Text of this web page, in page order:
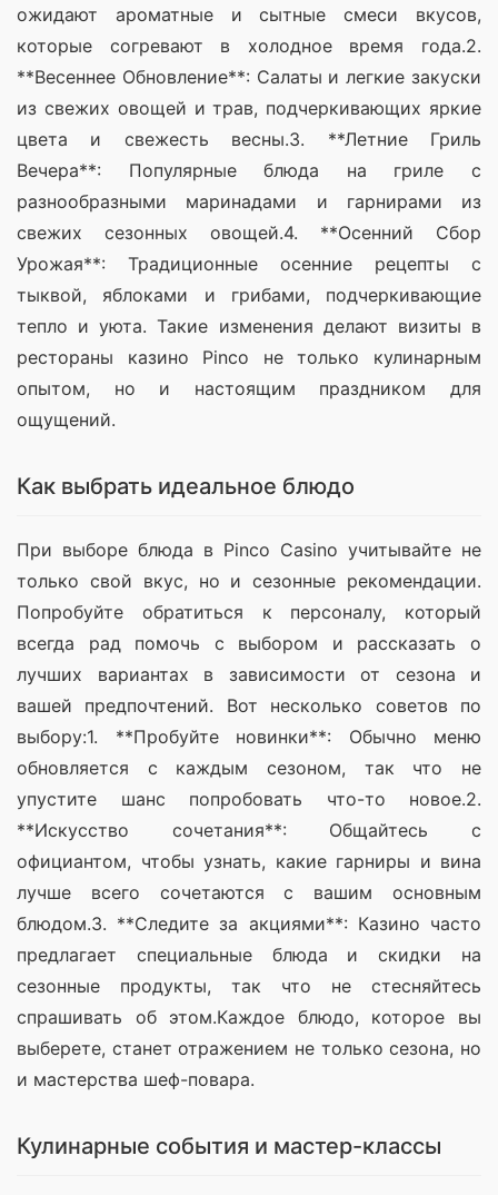
ожидают ароматные и сытные смеси вкусов,
которые согревают в холодное время года.2.
**Весеннее Обновление**: Салаты и легкие закуски
из свежих овощей и трав, подчеркивающих яркие
цвета и свежесть весны.3. **Летние Гриль
Вечера**: Популярные блюда на гриле с
разнообразными маринадами и гарнирами из
свежих сезонных овощей.4. **Осенний Сбор
Урожая**: Традиционные осенние рецепты с
тыквой, яблоками и грибами, подчеркивающие
тепло и уюта. Такие изменения делают визиты в
рестораны казино Pinco не только кулинарным
опытом, но и настоящим праздником для
ощущений.
Как выбрать идеальное блюдо
При выборе блюда в Pinco Casino учитывайте не
только свой вкус, но и сезонные рекомендации.
Попробуйте обратиться к персоналу, который
всегда рад помочь с выбором и рассказать о
лучших вариантах в зависимости от сезона и
вашей предпочтений. Вот несколько советов по
выбору:1. **Пробуйте новинки**: Обычно меню
обновляется с каждым сезоном, так что не
упустите шанс попробовать что-то новое.2.
**Искусство сочетания**: Общайтесь с
официантом, чтобы узнать, какие гарниры и вина
лучше всего сочетаются с вашим основным
блюдом.3. **Следите за акциями**: Казино часто
предлагает специальные блюда и скидки на
сезонные продукты, так что не стесняйтесь
спрашивать об этом.Каждое блюдо, которое вы
выберете, станет отражением не только сезона, но
и мастерства шеф-повара.
Кулинарные события и мастер-классы